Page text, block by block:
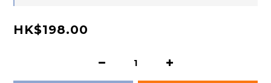
HK$198.00